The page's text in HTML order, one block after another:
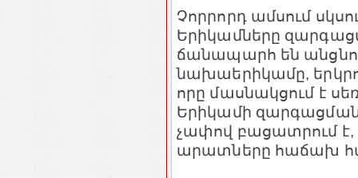
Չորրորդ ամսում
Երիկամները
ճանապարհ են
նախաերիկամը,
որը մասնակցում է
Երիկամի
չափով բացատրում է,
արատները հաճախ